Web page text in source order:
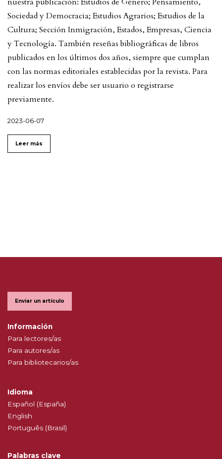
Sociedad y Democracia; Estudios Agrarios; Estudios de la
Cultura; Sección Inmigración, Estados, Empresas, Ciencia
y Tecnología. También reseñas bibliográficas de libros
publicados en los últimos dos años, siempre que cumplan
con las normas editoriales establecidas por la revista. Para
realizar los envíos debe ser usuario o registrarse
previamente.
2023-06-07
Leer más
Enviar un artículo
Información
Para lectores/as
Para autores/as
Para bibliotecarios/as
Idioma
Español (España)
English
Português (Brasil)
Palabras clave